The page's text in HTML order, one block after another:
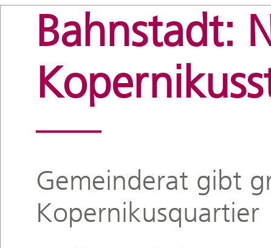
Bahnstadt:
Gemeinderat gibt
Kopernikusquartier